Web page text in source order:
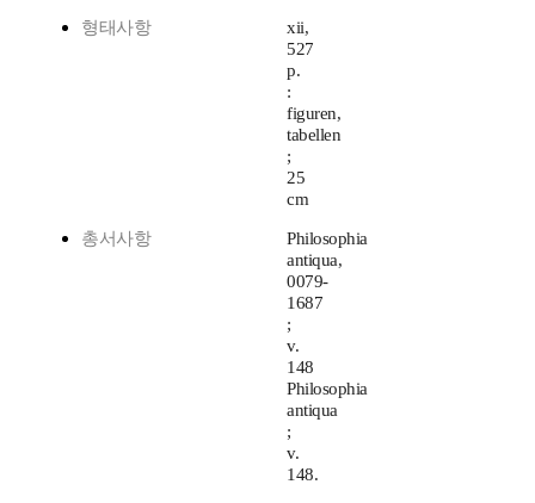
형태사항
xii,
527
p.
:
figuren,
tabellen
;
25
cm
총서사항
Philosophia
antiqua,
0079-
1687
;
v.
148
Philosophia
antiqua
;
v.
148.